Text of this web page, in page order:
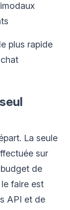
plus rapide
La seule
sur
de
faire est
API et de